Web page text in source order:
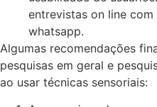
entrevistas on line
whatsapp.
Algumas recomendações
pesquisas em geral e
ao usar técnicas sensoriais: